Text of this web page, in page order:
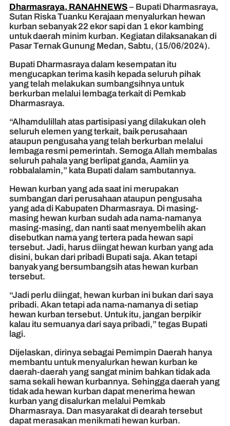
Dharmasraya, RANAHNEWS – Bupati Dharmasraya,
Sutan Riska Tuanku Kerajaan menyalurkan hewan
kurban sebanyak 22 ekor sapi dan 1 ekor kambing
untuk daerah minim kurban. Kegiatan dilaksanakan di
Pasar Ternak Gunung Medan, Sabtu, (15/06/2024).
Bupati Dharmasraya dalam kesempatan itu
mengucapkan terima kasih kepada seluruh pihak
yang telah melakukan sumbangsihnya untuk
berkurban melalui lembaga terkait di Pemkab
Dharmasraya.
“Alhamdulillah atas partisipasi yang dilakukan oleh
seluruh elemen yang terkait, baik perusahaan
ataupun pengusaha yang telah berkurban melalui
lembaga resmi pemerintah. Semoga Allah membalas
seluruh pahala yang berlipat ganda, Aamiin ya
robbalalamin,” kata Bupati dalam sambutannya.
Hewan kurban yang ada saat ini merupakan
sumbangan dari perusahaan ataupun pengusaha
yang ada di Kabupaten Dharmasraya. Di masing-
masing hewan kurban sudah ada nama-namanya
masing-masing, dan nanti saat menyembelih akan
disebutkan nama yang tertera pada hewan sapi
tersebut. Jadi, harus diingat hewan kurban yang ada
disini, bukan dari pribadi Bupati saja. Akan tetapi
banyak yang bersumbangsih atas hewan kurban
tersebut.
“Jadi perlu diingat, hewan kurban ini bukan dari saya
pribadi. Akan tetapi ada nama-namanya di setiap
hewan kurban tersebut. Untuk itu, jangan berpikir
kalau itu semuanya dari saya pribadi,” tegas Bupati
lagi.
Dijelaskan, dirinya sebagai Pemimpin Daerah hanya
membantu untuk menyalurkan hewan kurban ke
daerah-daerah yang sangat minim bahkan tidak ada
sama sekali hewan kurbannya. Sehingga daerah yang
tidak ada hewan kurban dapat menerima hewan
kurban yang disalurkan melalui Pemkab
Dharmasraya. Dan masyarakat di dearah tersebut
dapat merasakan menikmati hewan kurban.